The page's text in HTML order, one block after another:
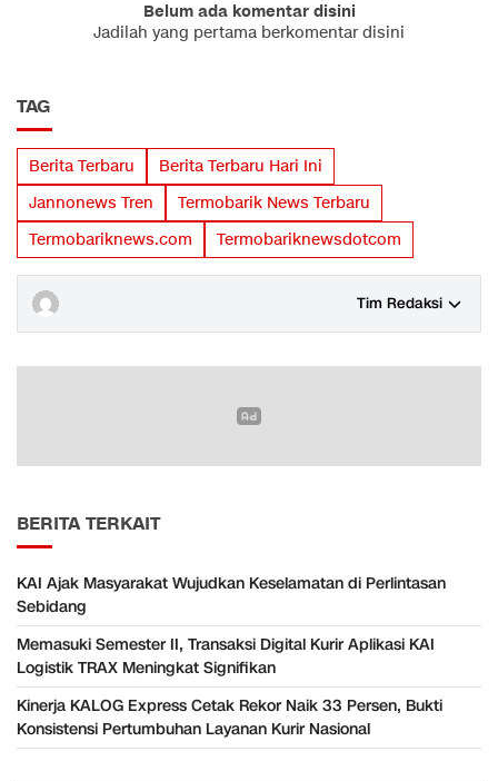
Belum ada komentar disini
Jadilah yang pertama berkomentar disini
TAG
Berita Terbaru
Berita Terbaru Hari Ini
Jannonews Tren
Termobarik News Terbaru
Termobariknews.com
Termobariknewsdotcom
Tim Redaksi
BERITA TERKAIT
KAI Ajak Masyarakat Wujudkan Keselamatan di Perlintasan
Sebidang
Memasuki Semester II, Transaksi Digital Kurir Aplikasi KAI
Logistik TRAX Meningkat Signifikan
Kinerja KALOG Express Cetak Rekor Naik 33 Persen, Bukti
Konsistensi Pertumbuhan Layanan Kurir Nasional